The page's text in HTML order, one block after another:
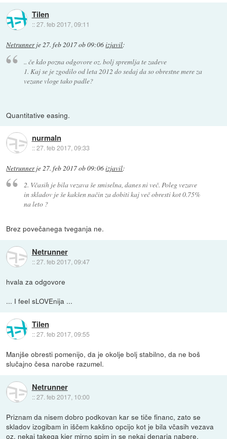
Tilen
::27. feb 2017, 09:11
Netrunnerje27. feb 2017 ob 09:06izjavil:
.. če kdo pozna odgovore oz. bolj spremlja te zadeve
1. Kaj se je zgodilo od leta 2012 do sedaj da so obrestne mere za
vezane vloge tako padle?
Quantitative easing.
nurmaln
::27. feb 2017, 09:33
Netrunnerje27. feb 2017 ob 09:06izjavil:
2. Včasih je bila vezava še smiselna, danes ni več. Poleg vezave
in skladov je še kakšen način za dobiti kaj več obresti kot 0.75%
na leto ?
Brez povečanega tveganja ne.
Netrunner
::27. feb 2017, 09:47
hvala za odgovore
... I feel sLOVEnija ...
Tilen
::27. feb 2017, 09:55
Manjše obresti pomenijo, da je okolje bolj stabilno, da ne boš
slučajno česa narobe razumel.
Netrunner
::27. feb 2017, 10:00
Priznam da nisem dobro podkovan kar se tiče financ, zato se
skladov izogibam in iščem kakšno opcijo kot je bila včasih vezava
oz. nekaj takega kjer mirno spim in se nekaj denarja nabere.